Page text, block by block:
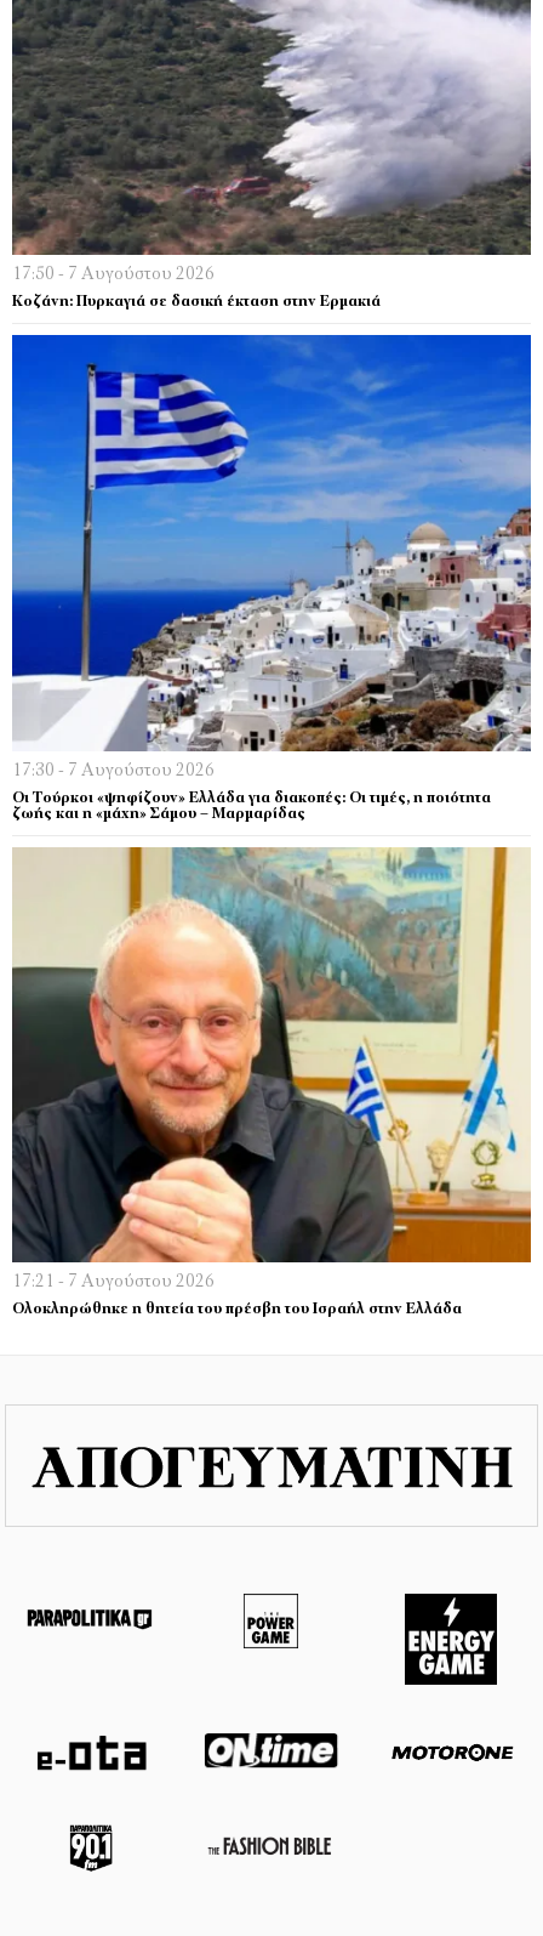
17:50 - 7 Αυγούστου 2026
Κοζάνη: Πυρκαγιά σε δασική έκταση στην Ερμακιά
17:30 - 7 Αυγούστου 2026
Οι Τούρκοι «ψηφίζουν» Ελλάδα για διακοπές: Οι τιμές, η ποιότητα
ζωής και η «μάχη» Σάμου – Μαρμαρίδας
17:21 - 7 Αυγούστου 2026
Ολοκληρώθηκε η θητεία του πρέσβη του Ισραήλ στην Ελλάδα